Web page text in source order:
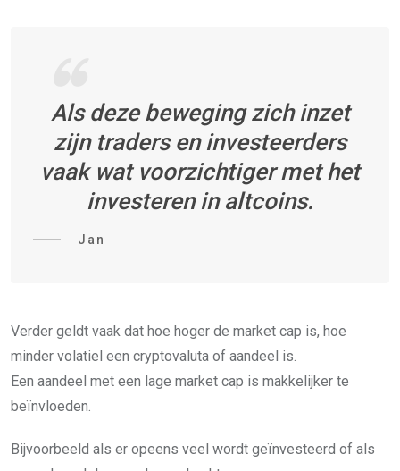
Als deze beweging zich inzet
zijn traders en investeerders
vaak wat voorzichtiger met het
investeren in altcoins.
Jan
Verder geldt vaak dat hoe hoger de market cap is, hoe
minder volatiel een cryptovaluta of aandeel is.
Een aandeel met een lage market cap is makkelijker te
beïnvloeden.
Bijvoorbeeld als er opeens veel wordt geïnvesteerd of als